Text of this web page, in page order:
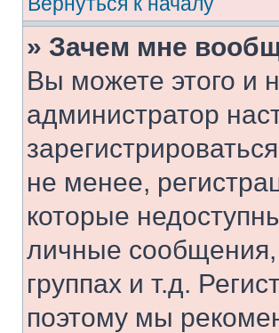
» Зачем мне
Вы можете этого и
администратор
не менее,
которые
личные сообщения,
группах и т.д.
поэтому мы